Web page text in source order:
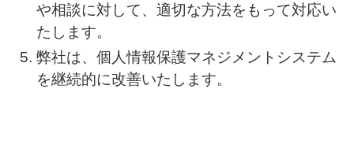
や相談に対して、適切な方法をもって対応い
たします。
弊社は、個人情報保護マネジメントシステム
を継続的に改善いたします。